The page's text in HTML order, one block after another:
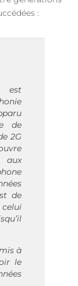
:
est
de
2G
aux
de
celui
à
le